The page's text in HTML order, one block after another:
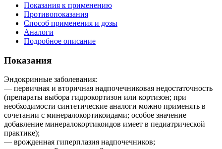
Показания к применению
Противопоказания
Способ применения и дозы
Аналоги
Подробное описание
Показания
Эндокринные заболевания:
— первичная и вторичная надпочечниковая недостаточность
(препараты выбора гидрокортизон или кортизон; при
необходимости синтетические аналоги можно применять в
сочетании с минералокортикоидами; особое значение
добавление минералокортикоидов имеет в педиатрической
практике);
— врожденная гиперплазия надпочечников;